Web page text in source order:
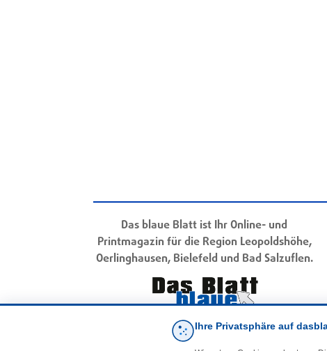
Das blaue Blatt ist Ihr Online- und
Printmagazin für die Region Leopoldshöhe,
Oerlinghausen, Bielefeld und Bad Salzuflen.
Ihre Privatsphäre auf